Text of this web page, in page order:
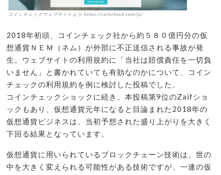
コインチェックウェブサイトより https://coincheck.com/ja/
2018年初頭、コインチェック社から約５８０億円分の仮
想通貨ＮＥＭ（ネム）が外部に不正送信される事故が発
生。ウェブサイトの利用規約に「当社は賠償責任を一切負
いません」と書かれていても有効なのかについて、コイン
チェックの利用規約を例に検討した投稿でした。
コインチェックショックに続き、本投稿第9位のZaifショ
ックもあり、仮想通貨元年になると目論まれた2018年の
仮想通貨ビジネスは、当初予想された盛り上がりを大きく
下回る結果となっています。
仮想通貨に用いられているブロックチェーン技術は、世の
中を大きく変えられる可能性がある技術ですが、一連の仮